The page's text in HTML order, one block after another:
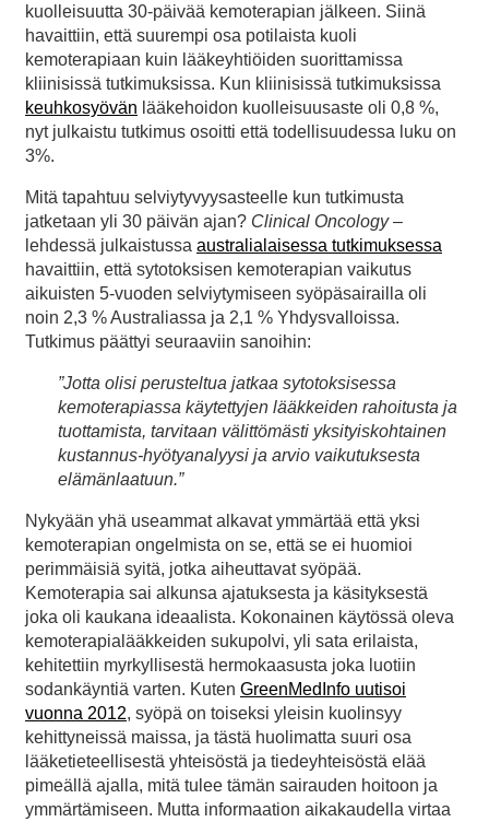
kuolleisuutta 30-päivää kemoterapian jälkeen. Siinä
havaittiin, että suurempi osa potilaista kuoli
kemoterapiaan kuin lääkeyhtiöiden suorittamissa
kliinisissä tutkimuksissa. Kun kliinisissä tutkimuksissa
keuhkosyövän lääkehoidon kuolleisuusaste oli 0,8 %,
nyt julkaistu tutkimus osoitti että todellisuudessa luku on
3%.
Mitä tapahtuu selviytyvyysasteelle kun tutkimusta
jatketaan yli 30 päivän ajan? Clinical Oncology–
lehdessä julkaistussa australialaisessa tutkimuksessa
havaittiin, että sytotoksisen kemoterapian vaikutus
aikuisten 5-vuoden selviytymiseen syöpäsairailla oli
noin 2,3 % Australiassa ja 2,1 % Yhdysvalloissa.
Tutkimus päättyi seuraaviin sanoihin:
”Jotta olisi perusteltua jatkaa sytotoksisessa
kemoterapiassa käytettyjen lääkkeiden rahoitusta ja
tuottamista, tarvitaan välittömästi yksityiskohtainen
kustannus-hyötyanalyysi ja arvio vaikutuksesta
elämänlaatuun.”
Nykyään yhä useammat alkavat ymmärtää että yksi
kemoterapian ongelmista on se, että se ei huomioi
perimmäisiä syitä, jotka aiheuttavat syöpää.
Kemoterapia sai alkunsa ajatuksesta ja käsityksestä
joka oli kaukana ideaalista. Kokonainen käytössä oleva
kemoterapialääkkeiden sukupolvi, yli sata erilaista,
kehitettiin myrkyllisestä hermokaasusta joka luotiin
sodankäyntiä varten. Kuten GreenMedInfo uutisoi
vuonna 2012, syöpä on toiseksi yleisin kuolinsyy
kehittyneissä maissa, ja tästä huolimatta suuri osa
lääketieteellisestä yhteisöstä ja tiedeyhteisöstä elää
pimeällä ajalla, mitä tulee tämän sairauden hoitoon ja
ymmärtämiseen. Mutta informaation aikakaudella virtaa